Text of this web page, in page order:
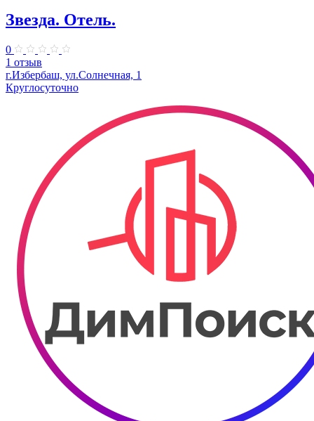
Звезда. Отель.
0
1 отзыв
г.Избербаш, ул.Солнечная, 1
Круглосуточно